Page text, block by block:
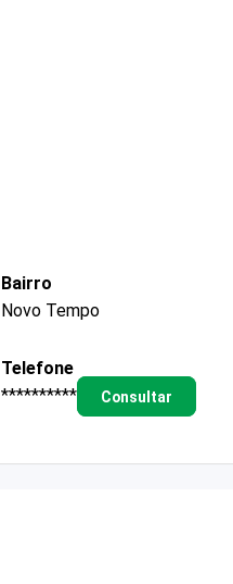
Bairro
Novo Tempo
Telefone
**********
Consultar